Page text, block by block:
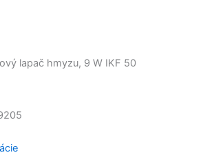
lapač hmyzu, 9 W IKF 50